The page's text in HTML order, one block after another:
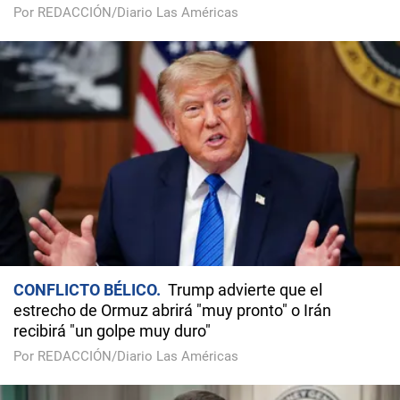
Por REDACCIÓN/Diario Las Américas
CONFLICTO BÉLICO
Trump advierte que el
estrecho de Ormuz abrirá "muy pronto" o Irán
recibirá "un golpe muy duro"
Por REDACCIÓN/Diario Las Américas